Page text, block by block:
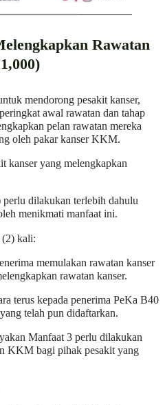
Rawatan
mendorong pesakit kanser,
awal rawatan dan tahap
pelan rawatan mereka
oleh pakar kanser KKM.
kanser yang melengkapkan
dilakukan terlebih dahulu
menikmati manfaat ini.
(2) kali:
memulakan rawatan kanser
rawatan kanser.
terus kepada penerima PeKa B40
telah pun didaftarkan.
Manfaat 3 perlu dilakukan
KKM bagi pihak pesakit yang